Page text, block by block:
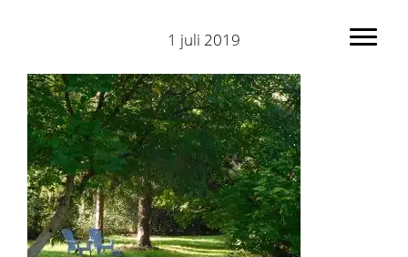
hoofdnavigatie
hoofd
inhoud
1 juli 2019